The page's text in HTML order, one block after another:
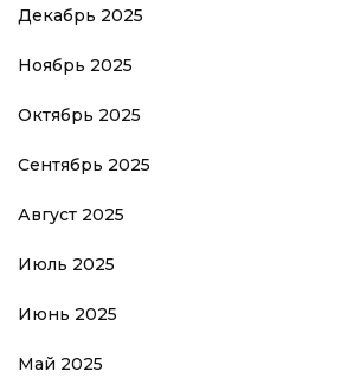
Декабрь 2025
Ноябрь 2025
Октябрь 2025
Сентябрь 2025
Август 2025
Июль 2025
Июнь 2025
Май 2025